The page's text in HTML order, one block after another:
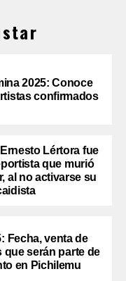
2025: Conoce
confirmados
Lértora fue
que murió
al no activarse su
Fecha, venta de
que serán parte de
en Pichilemu